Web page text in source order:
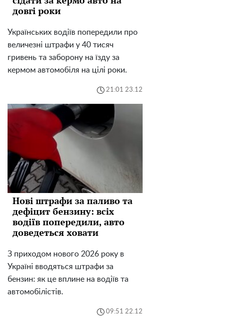
довгі роки
Українських водіїв попередили про
величезні штрафи у 40 тисяч
гривень та заборону на їзду за
кермом автомобіля на цілі роки.
21:01 23.12
Нові штрафи за паливо та
дефіцит бензину: всіх
водіїв попередили, авто
доведеться ховати
З приходом нового 2026 року в
Україні вводяться штрафи за
бензин: як це вплине на водіїв та
автомобілістів.
09:51 22.12